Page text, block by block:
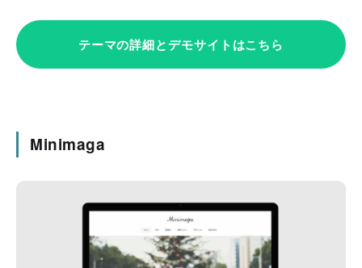
テーマの詳細とデモサイトはこちら
Minimaga